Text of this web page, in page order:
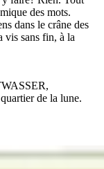
des mots.
dans le crâne des
vis sans fin, à la
de la lune.